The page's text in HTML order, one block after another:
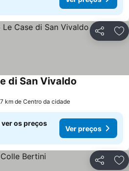
Partilhar
di San Vivaldo
km de Centro da cidade
ver os preços
Ver preços
Partilhar